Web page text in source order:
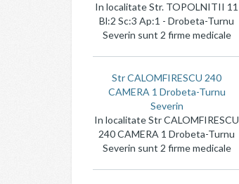
In localitate Str. TOPOLNITII 11
Bl:2 Sc:3 Ap:1 - Drobeta-Turnu
Severin sunt 2 firme medicale
Str CALOMFIRESCU 240
CAMERA 1 Drobeta-Turnu
Severin
In localitate Str CALOMFIRESCU
240 CAMERA 1 Drobeta-Turnu
Severin sunt 2 firme medicale